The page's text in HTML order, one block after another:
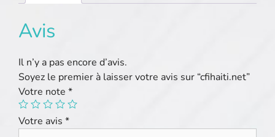
Avis
Il n’y a pas encore d’avis.
Soyez le premier à laisser votre avis sur “cfihaiti.net”
Votre note *
Votre avis *